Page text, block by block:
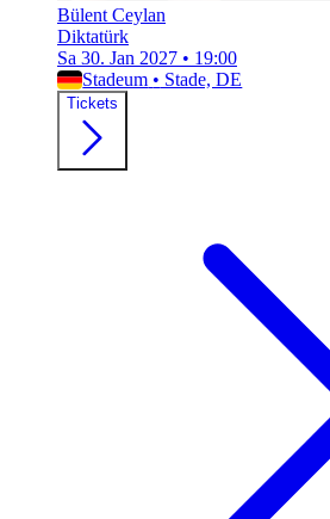
Bülent Ceylan
Diktatürk
Sa 30. Jan 2027 • 19:00
Stadeum • Stade, DE
Tickets